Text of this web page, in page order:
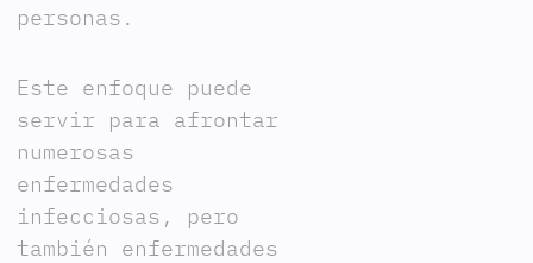
personas.
Este enfoque puede
servir para afrontar
numerosas
enfermedades
infecciosas, pero
también enfermedades